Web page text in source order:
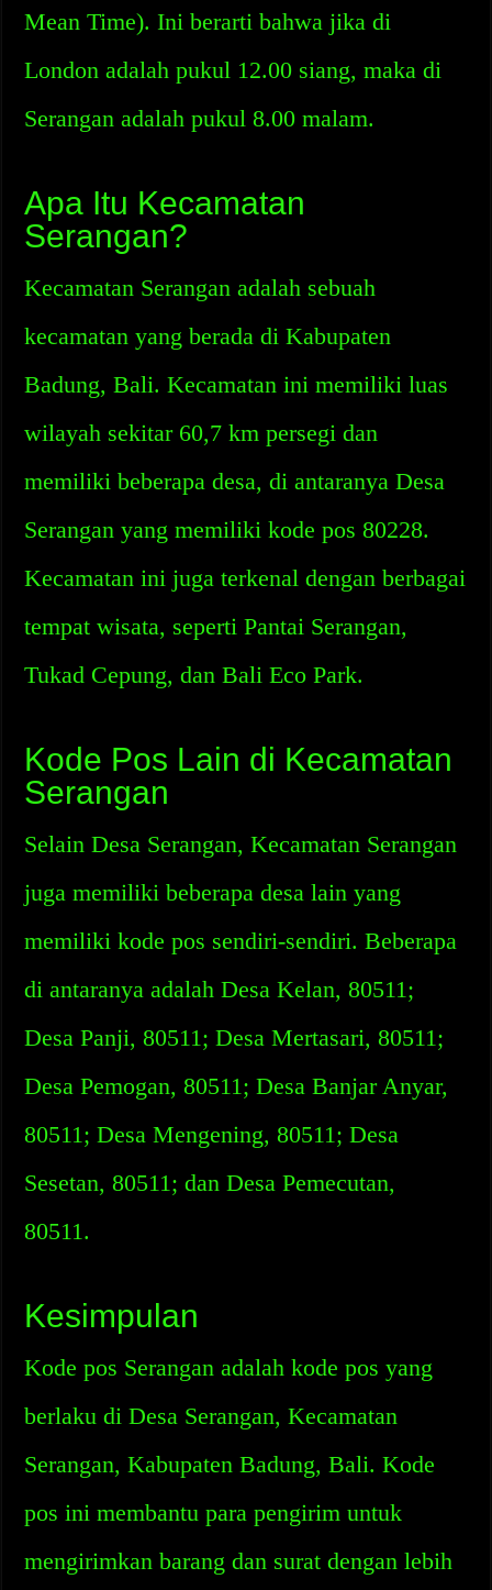
Mean Time). Ini berarti bahwa jika di
London adalah pukul 12.00 siang, maka di
Serangan adalah pukul 8.00 malam.
Apa Itu Kecamatan
Serangan?
Kecamatan Serangan adalah sebuah
kecamatan yang berada di Kabupaten
Badung, Bali. Kecamatan ini memiliki luas
wilayah sekitar 60,7 km persegi dan
memiliki beberapa desa, di antaranya Desa
Serangan yang memiliki kode pos 80228.
Kecamatan ini juga terkenal dengan berbagai
tempat wisata, seperti Pantai Serangan,
Tukad Cepung, dan Bali Eco Park.
Kode Pos Lain di Kecamatan
Serangan
Selain Desa Serangan, Kecamatan Serangan
juga memiliki beberapa desa lain yang
memiliki kode pos sendiri-sendiri. Beberapa
di antaranya adalah Desa Kelan, 80511;
Desa Panji, 80511; Desa Mertasari, 80511;
Desa Pemogan, 80511; Desa Banjar Anyar,
80511; Desa Mengening, 80511; Desa
Sesetan, 80511; dan Desa Pemecutan,
80511.
Kesimpulan
Kode pos Serangan adalah kode pos yang
berlaku di Desa Serangan, Kecamatan
Serangan, Kabupaten Badung, Bali. Kode
pos ini membantu para pengirim untuk
mengirimkan barang dan surat dengan lebih